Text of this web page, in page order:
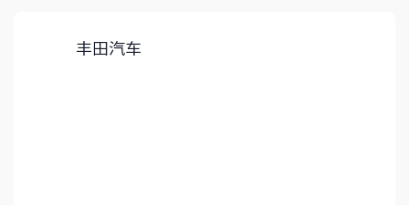
丰田汽车